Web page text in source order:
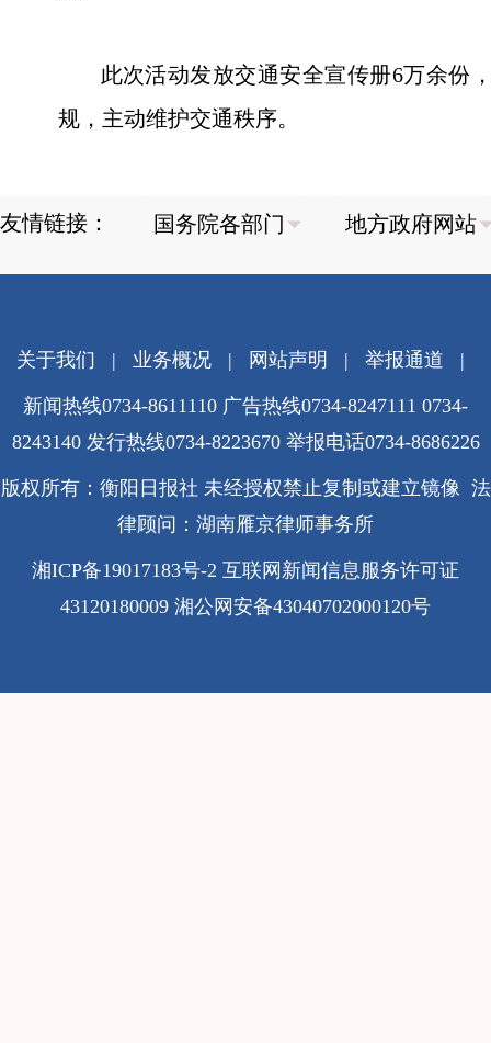
此次活动发放交通安全宣传册6万余份，
规，主动维护交通秩序。
友情链接：
关于我们 | 业务概况| 网站声明 | 举报通道 |
新闻热线0734-8611110 广告热线0734-8247111 0734-
8243140 发行热线0734-8223670 举报电话0734-8686226
版权所有：衡阳日报社 未经授权禁止复制或建立镜像 法
律顾问：湖南雁京律师事务所
湘ICP备19017183号-2 互联网新闻信息服务许可证
43120180009 湘公网安备43040702000120号